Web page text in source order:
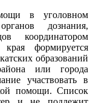
в уголовном
дознания,
координатором
края формируется
образований
или города
участвовать в
помощи. Список